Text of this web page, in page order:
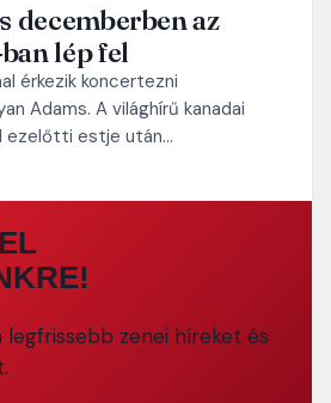
decemberben az
lép fel
érkezik koncertezni
Adams. A világhírű kanadai
ezelőtti estje után…
legfrissebb zenei híreket és